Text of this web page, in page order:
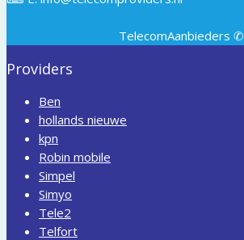
TelecomAanbieders ✆
Providers
Ben
hollands nieuwe
kpn
Robin mobile
Simpel
Simyo
Tele2
Telfort